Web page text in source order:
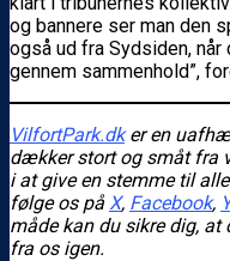
og bannere ser man den
også ud fra Sydsiden, når
gennem sammenhold”,
VilfortPark.dker en
dækker stort og småt fra
i at give en stemme til
følge os på X, Facebook,
måde kan du sikre dig,
fra os igen.